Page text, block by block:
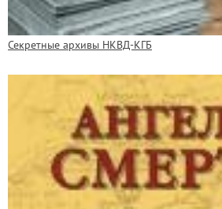
Секретные архивы НКВД-КГБ